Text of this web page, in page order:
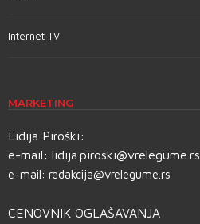
Internet TV
MARKETING
Lidija Piroški:
e-mail: lidija.piroski@vrelegume.rs
e-mail: redakcija@vrelegume.rs
CENOVNIK OGLAŠAVANJA